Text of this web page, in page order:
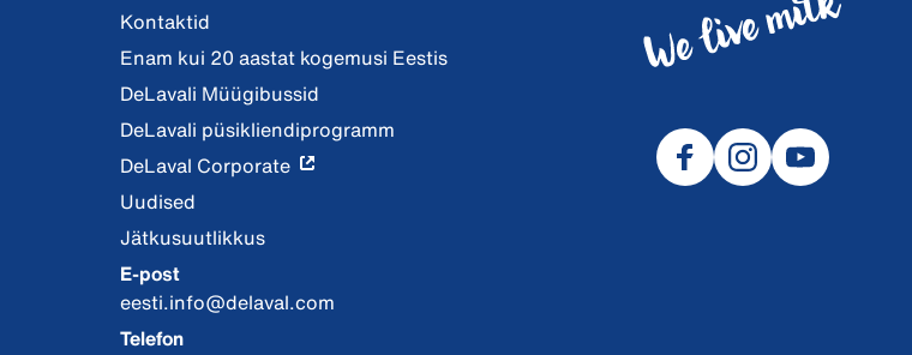
Kontaktid
Enam kui 20 aastat kogemusi Eestis
DeLavali Müügibussid
DeLavali püsikliendiprogramm
DeLaval Corporate
Uudised
Jätkusuutlikkus
E-post
eesti.info@delaval.com
Telefon